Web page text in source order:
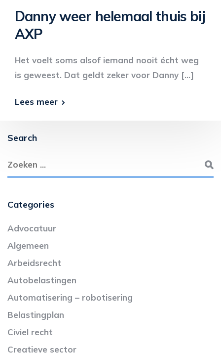
Danny weer helemaal thuis bij
AXP
Het voelt soms alsof iemand nooit écht weg
is geweest. Dat geldt zeker voor Danny […]
Lees meer
Search
Categories
Advocatuur
Algemeen
Arbeidsrecht
Autobelastingen
Automatisering – robotisering
Belastingplan
Civiel recht
Creatieve sector